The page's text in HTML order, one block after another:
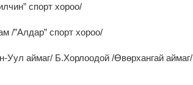
спорт хороо/
/”Алдар” спорт хороо/
Уул аймаг/ Б.Хорлоодой /Өвөрхангай аймаг/